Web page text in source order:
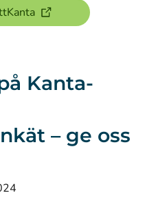
(öppnas i ett nytt
Kanta-
– ge oss